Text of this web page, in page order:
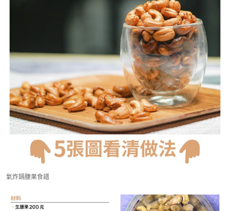
氣炸鍋腰果食譜